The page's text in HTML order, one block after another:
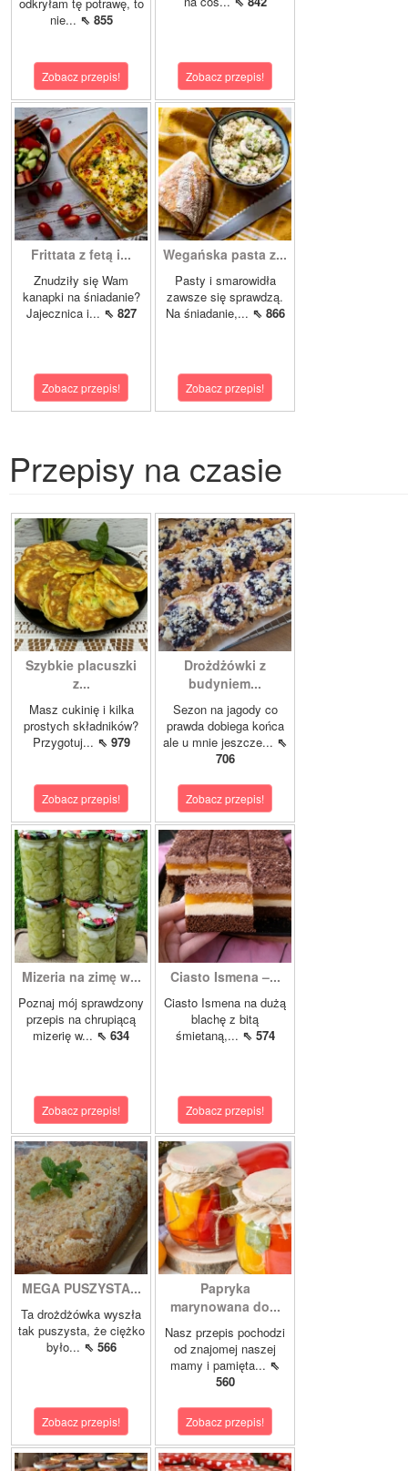
odkryłam tę potrawę, to
nie... ⇖ 855
Zobacz przepis! Zobacz przepis!
Frittata z fetą i...
Znudziły się Wam
kanapki na śniadanie?
Jajecznica i... ⇖ 827
Zobacz przepis!
Wegańska pasta z...
Pasty i smarowidła
zawsze się sprawdzą.
Na śniadanie,... ⇖ 866
Zobacz przepis!
Przepisy na czasie
Szybkie placuszki
z...
Masz cukinię i kilka
prostych składników?
Przygotuj... ⇖ 979
Zobacz przepis!
Drożdżówki z
budyniem...
Sezon na jagody co
prawda dobiega końca
ale u mnie jeszcze... ⇖
706
Zobacz przepis!
Mizeria na zimę w...
Poznaj mój sprawdzony
przepis na chrupiącą
mizerię w... ⇖ 634
Zobacz przepis!
Ciasto Ismena –...
Ciasto Ismena na dużą
blachę z bitą
śmietaną,... ⇖ 574
Zobacz przepis!
MEGA PUSZYSTA...
Ta drożdżówka wyszła
tak puszysta, że ciężko
było... ⇖ 566
Zobacz przepis!
Papryka
marynowana do...
Nasz przepis pochodzi
od znajomej naszej
mamy i pamięta... ⇖
560
Zobacz przepis!